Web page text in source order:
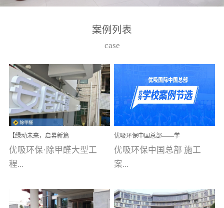
高技能的团队。汇聚了众
取得了多项产品技术专利
和多项国家版权局著作
权，获得高新技术企业称
号。生产优势自主生产自
给自足，优吸公司于2015
在广州番禺区成功建立产
品线生产基地，工厂拥有
自动化生产设备和成熟的
选择源头源材料、严控产
案例列表
case
【绿动未来，启幕新篇
章】优吸环保中标深圳安
居乐寓，超大型工装室内
空气治理项目顺利启航，
优吸环保·除甲醛大型工
程...
优吸环保中国总部——学
校施工案例(节选)
优吸环保中国总部 施工
案...